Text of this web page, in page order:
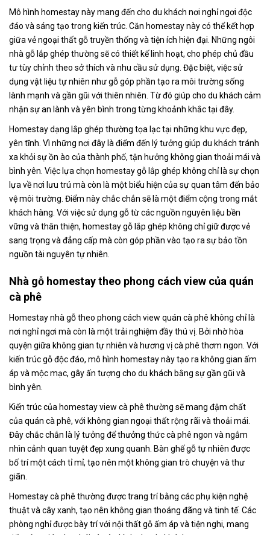
Mô hình homestay này mang đến cho du khách nơi nghỉ ngơi độc
đáo và sáng tạo trong kiến trúc. Căn homestay này có thể kết hợp
giữa vẻ ngoại thất gỗ truyền thống và tiện ích hiện đại. Những ngôi
nhà gỗ lắp ghép thường sẽ có thiết kế linh hoạt, cho phép chủ đầu
tư tùy chỉnh theo sở thích và nhu cầu sử dụng. Đặc biệt, việc sử
dụng vật liệu tự nhiên như gỗ góp phần tạo ra môi trường sống
lành mạnh và gần gũi với thiên nhiên. Từ đó giúp cho du khách cảm
nhận sự an lành và yên bình trong từng khoảnh khắc tại đây.
Homestay dạng lắp ghép thường tọa lạc tại những khu vực đẹp,
yên tĩnh. Vì những nơi đây là điểm đến lý tưởng giúp du khách tránh
xa khỏi sự ồn ào của thành phố, tận hưởng không gian thoải mái và
bình yên. Việc lựa chọn homestay gỗ lắp ghép không chỉ là sự chọn
lựa về nơi lưu trú mà còn là một biểu hiện của sự quan tâm đến bảo
vệ môi trường. Điểm này chắc chắn sẽ là một điểm cộng trong mắt
khách hàng. Với việc sử dụng gỗ từ các nguồn nguyên liệu bền
vững và thân thiện, homestay gỗ lắp ghép không chỉ giữ được vẻ
sang trọng và đẳng cấp mà còn góp phần vào tạo ra sự bảo tồn
nguồn tài nguyên tự nhiên.
Nhà gỗ homestay theo phong cách view của quán
cà phê
Homestay nhà gỗ theo phong cách view quán cà phê không chỉ là
nơi nghỉ ngơi mà còn là một trải nghiệm đầy thú vị. Bởi nhờ hòa
quyện giữa không gian tự nhiên và hương vị cà phê thơm ngon. Với
kiến trúc gỗ độc đáo, mô hình homestay này tạo ra không gian ấm
áp và mộc mạc, gây ấn tượng cho du khách bằng sự gần gũi và
bình yên.
Kiến trúc của homestay view cà phê thường sẽ mang đậm chất
của quán cà phê, với không gian ngoại thất rộng rãi và thoải mái.
Đây chắc chắn là lý tưởng để thưởng thức cà phê ngon và ngắm
nhìn cảnh quan tuyệt đẹp xung quanh. Bàn ghế gỗ tự nhiên được
bố trí một cách tỉ mỉ, tạo nên một không gian trò chuyện và thư
giãn.
Homestay cà phê thường được trang trí bằng các phụ kiện nghệ
thuật và cây xanh, tạo nên không gian thoáng đãng và tinh tế. Các
phòng nghỉ được bày trí với nội thất gỗ ấm áp và tiện nghi, mang